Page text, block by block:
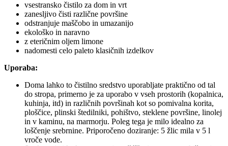
vsestransko čistilo za dom in vrt
zanesljivo čisti različne površine
odstranjuje maščobo in umazanijo
ekološko in naravno
z eteričnim oljem limone
nadomesti celo paleto klasičnih izdelkov
Uporaba:
Doma lahko to čistilno sredstvo uporabljate praktično od tal
do stropa, primerno je za uporabo v vseh prostorih (kopalnica,
kuhinja, itd) in različnih površinah kot so pomivalna korita,
ploščice, plinski štedilniki, pohištvo, steklene površine, linolej
in v kaminu, na marmorju. Poleg tega je milo idealno za
loščenje srebrnine. Priporočeno doziranje: 5 žlic mila v 5 l
vroče vode.